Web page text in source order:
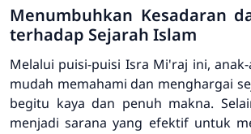
Menumbuhkan Kesadaran
terhadap Sejarah Islam
Melalui puisi-puisi Isra Mi'raj ini,
mudah memahami dan menghargai
begitu kaya dan penuh makna.
menjadi sarana yang efektif untuk